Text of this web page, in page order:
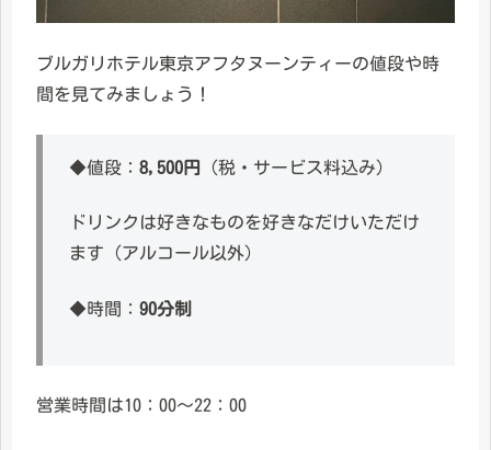
ブルガリホテル東京アフタヌーンティーの値段や時
間を見てみましょう！
◆値段： 8,500円 （税・サービス料込み）
ドリンクは好きなものを好きなだけいただけ
ます（アルコール以外）
◆時間： 90分制
営業時間は10：00～22：00